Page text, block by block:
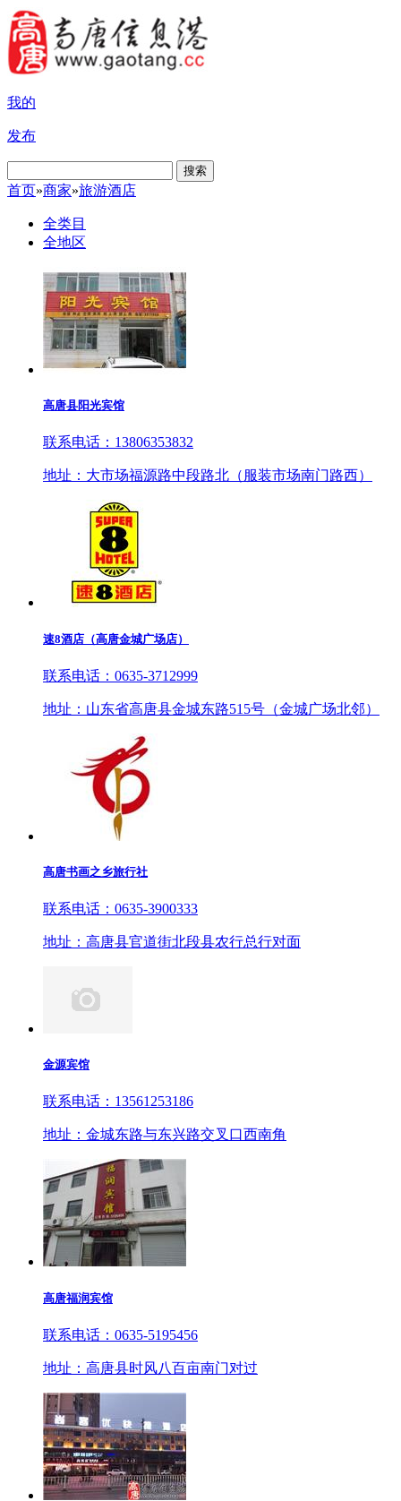
我的
发布
搜索
首页»商家»旅游酒店
全类目
全地区
高唐县阳光宾馆
联系电话：13806353832
地址：大市场福源路中段路北（服装市场南门路西）
速8酒店（高唐金城广场店）
联系电话：0635-3712999
地址：山东省高唐县金城东路515号（金城广场北邻）
高唐书画之乡旅行社
联系电话：0635-3900333
地址：高唐县官道街北段县农行总行对面
金源宾馆
联系电话：13561253186
地址：金城东路与东兴路交叉口西南角
高唐福润宾馆
联系电话：0635-5195456
地址：高唐县时风八百亩南门对过